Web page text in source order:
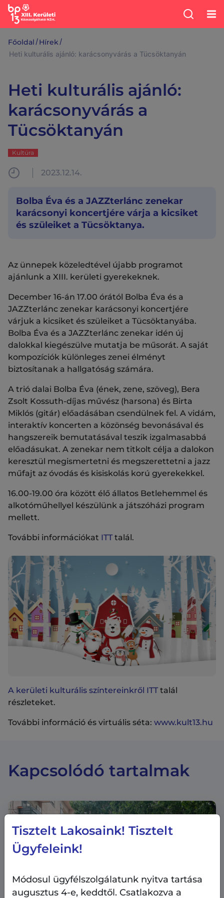
Főoldal /Hírek /
Heti kulturális ajánló: karácsonyvárás a Tücsöktanyán
Heti kulturális ajánló:
karácsonyvárás a
Tücsöktanyán
Kultúra
2023.12.14.
Bolba Éva és a JAZZterlánc zenekar
karácsonyi koncertjére várja a kicsiket
és szüleiket a Tücsöktanya.
Az ünnepek közeledtével újabb programot
ajánlunk a XIII. kerületi gyerekeknek.
December 16-án 17.00 órától Bolba Éva és a
JAZZterlánc zenekar karácsonyi koncertjére
várjuk a kicsiket és szüleiket a Tücsöktanyába.
Bolba Éva és a JAZZterlánc zenekar idén új
dalokkal kiegészülve mutatja be műsorát. A saját
kompozíciók különleges zenei élményt
biztosítanak a hallgatóság számára.
A trió dalai Bolba Éva (ének, zene, szöveg), Bera
Zsolt Kossuth-díjas művész (harsona) és Birta
Miklós (gitár) előadásában csendülnek fel. A vidám,
interaktív koncerten a közönség bevonásával és
hangszereik bemutatásával teszik izgalmasabbá
előadásukat. A zenekar nem titkolt célja a dalokon
keresztül megismertetni és megszerettetni a jazz
műfajt az óvodás és kisiskolás korú gyerekekkel.
16.00-19.00 óra között élő állatos Betlehemmel és
alkotóműhellyel készülünk a játszóházi program
mellett.
További információkat ITTtalál.
A kerületi kulturális színtereinkről ITTtalál
részleteket.
További információ és virtuális séta: www.kult13.hu
Kapcsolódó tartalmak
Tisztelt Lakosaink! Tisztelt
Ügyfeleink!
Módosul ügyfélszolgálatunk nyitva tartása
augusztus 4-e, keddtől. Csatlakozva a